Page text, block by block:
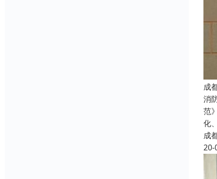
成
消
范
化
成
20-